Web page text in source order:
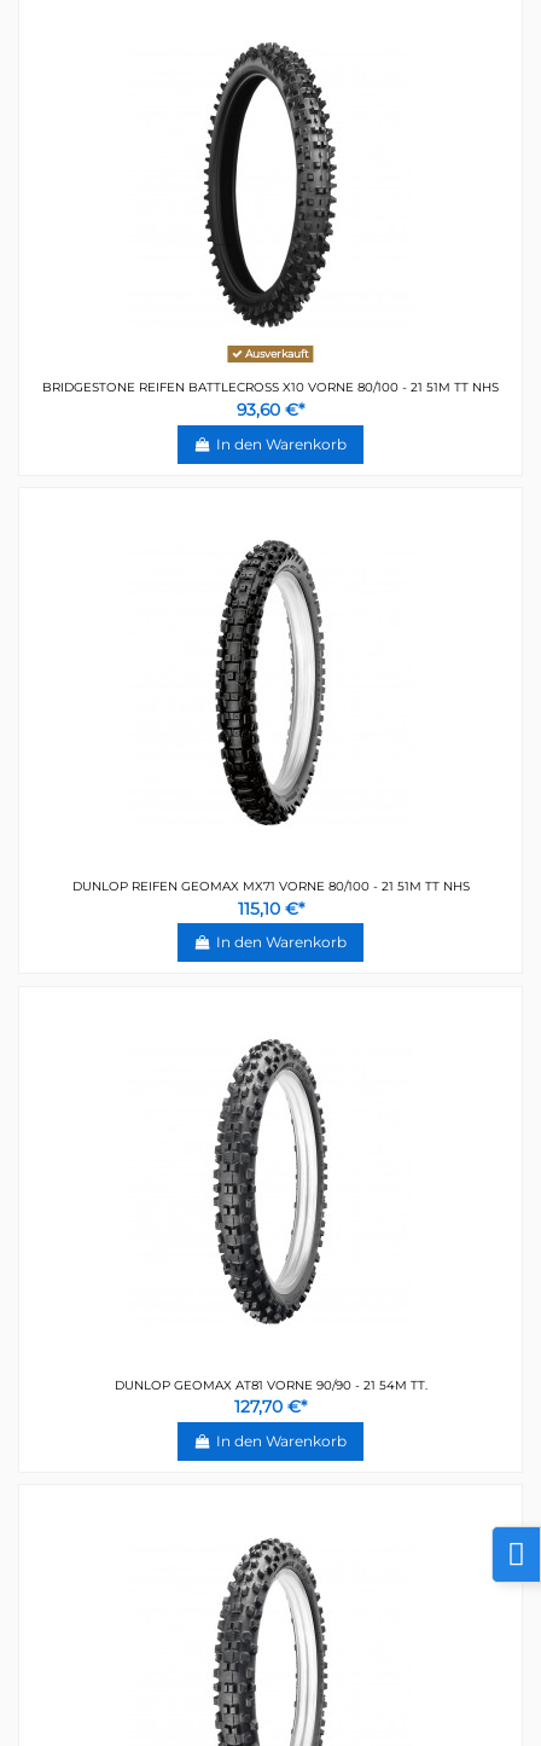
Ausverkauft
BRIDGESTONE REIFEN BATTLECROSS X10 VORNE 80/100 - 21 51M TT NHS
93,60 €*
In den Warenkorb
DUNLOP REIFEN GEOMAX MX71 VORNE 80/100 - 21 51M TT NHS
115,10 €*
In den Warenkorb
DUNLOP GEOMAX AT81 VORNE 90/90 - 21 54M TT.
127,70 €*
In den Warenkorb